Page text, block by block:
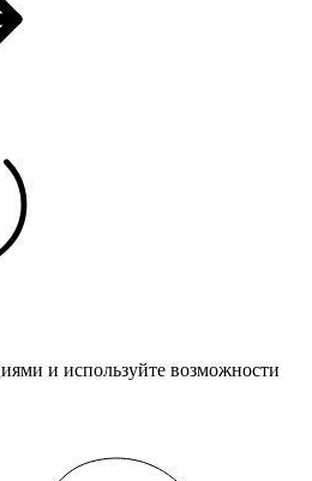
и используйте возможности